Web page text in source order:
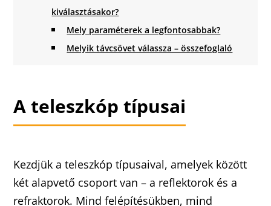
kiválasztásakor?
Mely paraméterek a legfontosabbak?
Melyik távcsövet válassza – összefoglaló
A teleszkóp típusai
Kezdjük a teleszkóp típusaival, amelyek között
két alapvető csoport van – a reflektorok és a
refraktorok. Mind felépítésükben, mind